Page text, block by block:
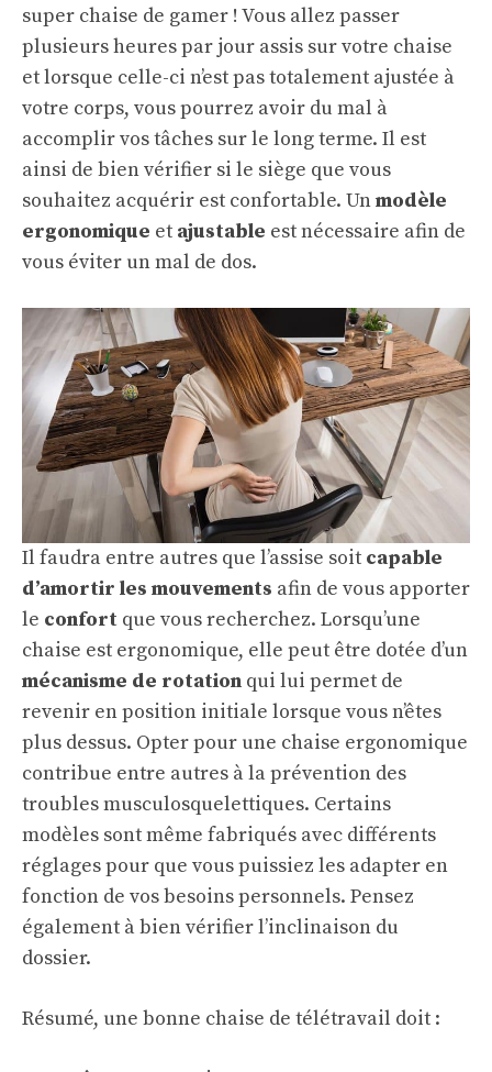
super chaise de gamer ! Vous allez passer
plusieurs heures par jour assis sur votre chaise
et lorsque celle-ci n’est pas totalement ajustée à
votre corps, vous pourrez avoir du mal à
accomplir vos tâches sur le long terme. Il est
ainsi de bien vérifier si le siège que vous
souhaitez acquérir est confortable. Unmodèle
ergonomique et ajustable est nécessaire afin de
vous éviter un mal de dos.
Il faudra entre autres que l’assise soit capable
d’amortir les mouvements afin de vous apporter
le confort que vous recherchez. Lorsqu’une
chaise est ergonomique, elle peut être dotée d’un
mécanisme de rotation qui lui permet de
revenir en position initiale lorsque vous n’êtes
plus dessus. Opter pour une chaise ergonomique
contribue entre autres à la prévention des
troubles musculosquelettiques. Certains
modèles sont même fabriqués avec différents
réglages pour que vous puissiez les adapter en
fonction de vos besoins personnels. Pensez
également à bien vérifier l’inclinaison du
dossier.
Résumé, une bonne chaise de télétravail doit :